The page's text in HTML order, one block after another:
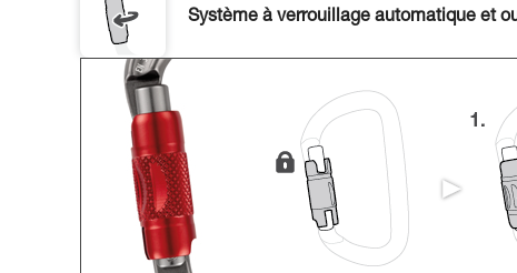
Système à verrouillage automatique et